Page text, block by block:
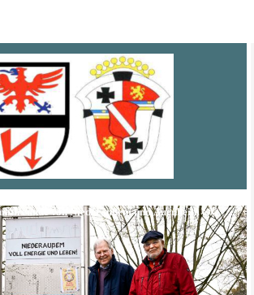
von Niederaußem und Auenheim e.V.